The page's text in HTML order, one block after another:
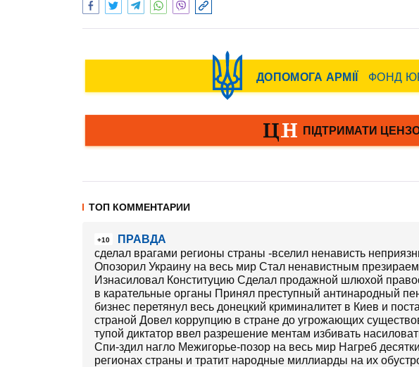
ТОП КОММЕНТАРИИ
+10
ПРАВДА
сделал врагами регионы страны -вселил ненависть
Опозорил Украину на весь мир Стал ненавистным
Изнасиловал Конституцию Сделал продажной шлюхой
в карательные органы Принял преступный антинародный
бизнес перетянул весь донецкий криминалитет в Киев и
страной Довел коррупцию в стране до угрожающих
тупой диктатор ввел разрешение ментам избивать
Спи-здил нагло Межигорье-позор на весь мир Нагреб
регионах страны и тратит народные миллиарды на их